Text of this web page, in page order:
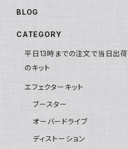
BLOG
CATEGORY
平日13時までの注文で当日出荷
のキット
エフェクターキット
ブースター
オーバードライブ
ディストーション